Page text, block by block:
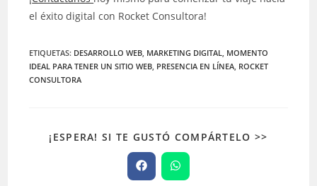
el éxito digital con Rocket Consultora!
ETIQUETAS: DESARROLLO WEB MARKETING DIGITAL
MOMENTO
IDEAL PARA TENER UN SITIO WEB PRESENCIA EN LÍNEA ROCKET
CONSULTORA
¡ESPERA! SI TE GUSTÓ COMPÁRTELO >>